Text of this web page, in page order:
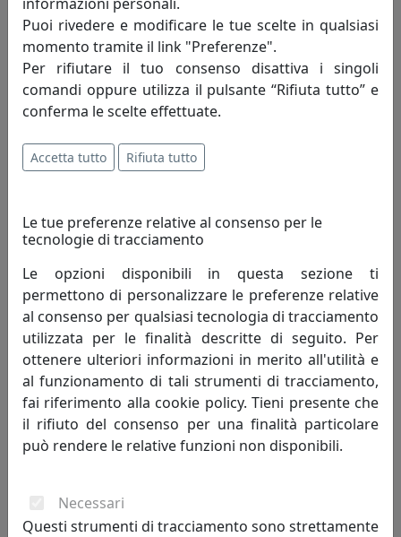
PLAFONIERA COLLEZIONE COMO C2333
Ferroluce
PLAFONIERA COLLEZIONE POTENZA C005
Ferroluce
196,00 €
Puoi rivedere e modificare le tue scelte in qualsiasi
momento tramite il link "Preferenze".
Per rifiutare il tuo consenso disattiva i singoli
comandi oppure utilizza il pulsante “Rifiuta tutto” e
conferma le scelte effettuate.
Accetta tutto Rifiuta tutto
Le tue preferenze relative al consenso per le
tecnologie di tracciamento
Le opzioni disponibili in questa sezione ti
permettono di personalizzare le preferenze relative
al consenso per qualsiasi tecnologia di tracciamento
utilizzata per le finalità descritte di seguito. Per
ottenere ulteriori informazioni in merito all'utilità e
al funzionamento di tali strumenti di tracciamento,
fai riferimento alla cookie policy. Tieni presente che
il rifiuto del consenso per una finalità particolare
può rendere le relative funzioni non disponibili.
Necessari
Questi strumenti di tracciamento sono strettamente